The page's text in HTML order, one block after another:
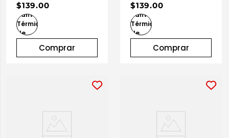
$139.00
Comprar
$139.00
Comprar